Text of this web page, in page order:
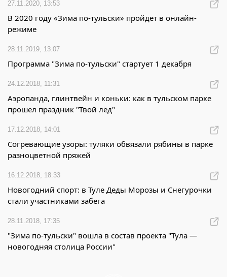
27.11.2020, 13:53
В 2020 году «Зима по-тульски» пройдет в онлайн-
режиме
28.11.2019, 13:07
Программа "Зима по-тульски" стартует 1 декабря
24.12.2018, 11:31
Аэропанда, глинтвейн и коньки: как в тульском парке
прошел праздник "Твой лёд"
17.12.2018, 14:01
Согревающие узоры: туляки обвязали рябины в парке
разноцветной пряжей
16.12.2018, 18:33
Новогодний спорт: в Туле Деды Морозы и Снегурочки
стали участниками забега
28.11.2018, 17:35
"Зима по-тульски" вошла в состав проекта "Тула —
новогодняя столица России"